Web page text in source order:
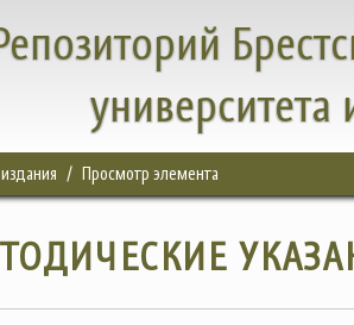
Просмотр элемента